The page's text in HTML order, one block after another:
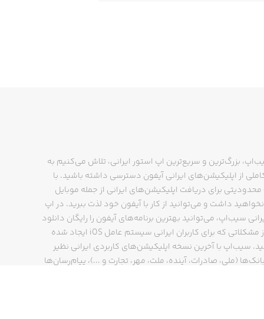
بزرگ‌ترین و سریع‌ترین اپ استور ایرانی، تلاش می‌کنیم به
از اپلیکیشن‌های ایرانی آیفون دسترسی داشته باشید. با
برای دریافت اپلیکیشن‌های ایرانی از جمله موبایل
داشت و می‌توانید از کار با آیفون خود لذت ببرید. در اپ
سیب‌اپ، می‌توانید بهترین برنامه‌های آیفون را رایگان دانلود
کنید و از مشکلاتی که برای کاربران ایرانی سیستم عامل iOS ایجاد شده
سیب‌اپ با آخرین نسخه اپلیکیشن‌های کاربردی ایرانی نظیر
(ملی، صادرات، آینده، ملت، مهر، تجارت و ...)، پیام‌رسان‌ها